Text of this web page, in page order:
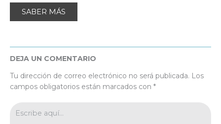
SABER MÁS
DEJA UN COMENTARIO
Tu dirección de correo electrónico no será publicada. Los
campos obligatorios están marcados con *
aquí...